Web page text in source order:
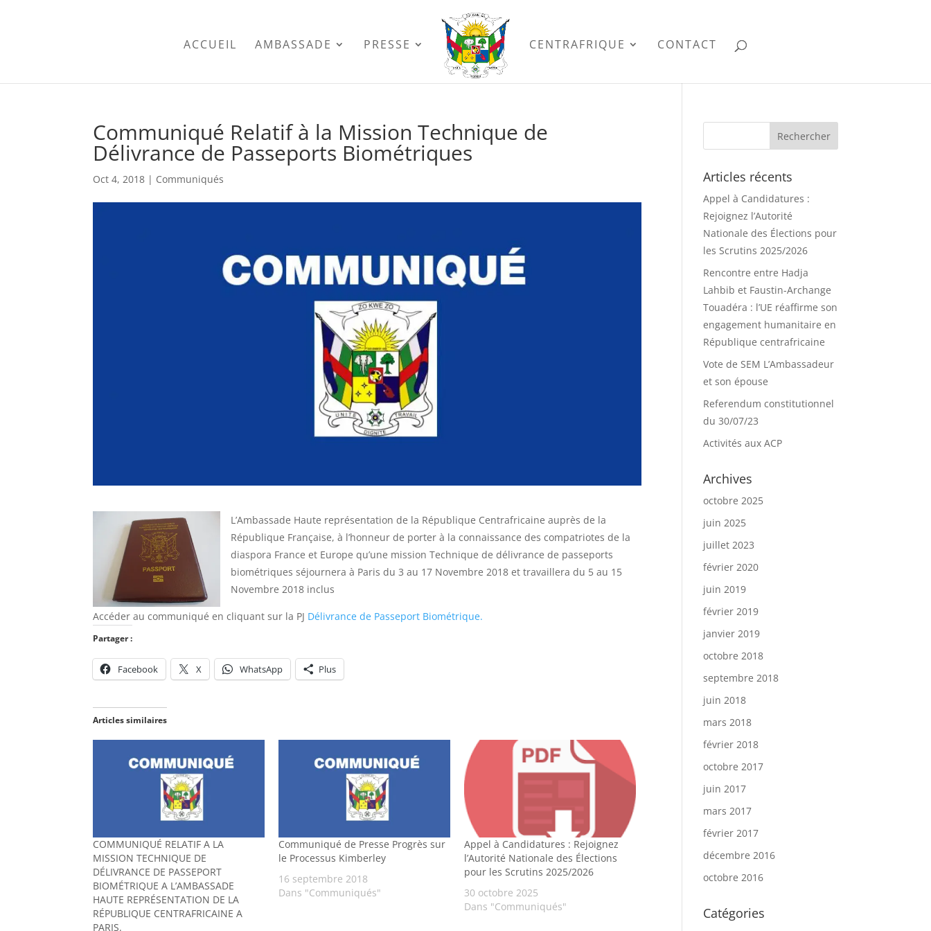
ACCUEIL AMBASSADE PRESSE CENTRAFRIQUE CONTACT
Communiqué Relatif à la Mission Technique de
Délivrance de Passeports Biométriques
Oct 4, 2018 | Communiqués
L’Ambassade Haute représentation de la République Centrafricaine auprès de la
République Française, à l’honneur de porter à la connaissance des compatriotes de la
diaspora France et Europe qu’une mission Technique de délivrance de passeports
biométriques séjournera à Paris du 3 au 17 Novembre 2018 et travaillera du 5 au 15
Novembre 2018 inclus
Accéder au communiqué en cliquant sur la PJ Délivrance de Passeport Biométrique.
Partager :
Facebook X WhatsApp Plus
Articles similaires
COMMUNIQUÉ RELATIF A LA
MISSION TECHNIQUE DE
DÉLIVRANCE DE PASSEPORT
BIOMÉTRIQUE A L’AMBASSADE
HAUTE REPRÉSENTATION DE LA
RÉPUBLIQUE CENTRAFRICAINE A
PARIS.
Communiqué de Presse Progrès sur
le Processus Kimberley
16 septembre 2018
Dans "Communiqués"
Appel à Candidatures : Rejoignez
l’Autorité Nationale des Élections
pour les Scrutins 2025/2026
30 octobre 2025
Dans "Communiqués"
Articles récents
Appel à Candidatures :
Rejoignez l’Autorité
Nationale des Élections pour
les Scrutins 2025/2026
Rencontre entre Hadja
Lahbib et Faustin-Archange
Touadéra : l’UE réaffirme son
engagement humanitaire en
République centrafricaine
Vote de SEM L’Ambassadeur
et son épouse
Referendum constitutionnel
du 30/07/23
Activités aux ACP
Archives
octobre 2025
juin 2025
juillet 2023
février 2020
juin 2019
février 2019
janvier 2019
octobre 2018
septembre 2018
juin 2018
mars 2018
février 2018
octobre 2017
juin 2017
mars 2017
février 2017
décembre 2016
octobre 2016
Catégories